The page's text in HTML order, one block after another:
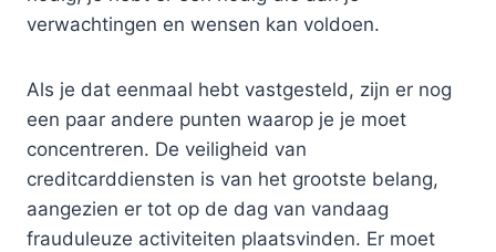
verwachtingen en wensen kan voldoen.
Als je dat eenmaal hebt vastgesteld, zijn er nog
een paar andere punten waarop je je moet
concentreren. De veiligheid van
creditcarddiensten is van het grootste belang,
aangezien er tot op de dag van vandaag
frauduleuze activiteiten plaatsvinden. Er moet